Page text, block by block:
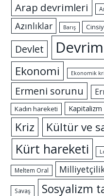
Arap devrimleri
Azınlıklar Barış
Devlet
Ekonomi Ekonomik
Ermeni sorunu
Kadın hareketi Kapitalizm
Kriz Kültür ve
Kürt hareketi
Meltem Oral
Savaş Sosyalizm